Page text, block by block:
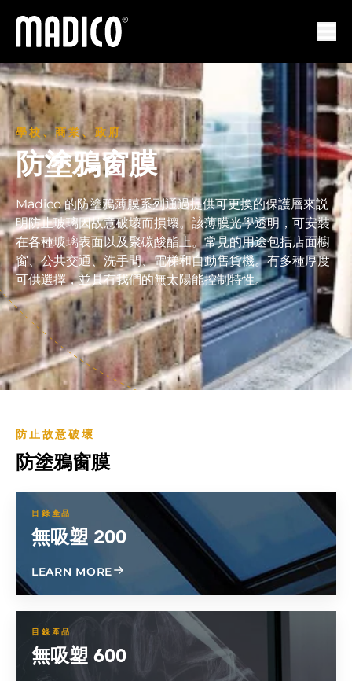
馬迪科
學校、商業、政府
防塗鴉窗膜
Madico 的防塗鴉薄膜系列通過提供可更換的保護層來説
明防止玻璃因故意破壞而損壞。該薄膜光學透明，可安裝
在各種玻璃表面以及聚碳酸酯上。常見的用途包括店面櫥
窗、公共交通、洗手間、電梯和自動售貨機。有多種厚度
可供選擇，並具有我們的無太陽能控制特性。
防止故意破壞
防塗鴉窗膜
目錄產品
無吸塑 200
LEARN MOREABOUT BLISTER FREE 200
目錄產品
無吸塑 600